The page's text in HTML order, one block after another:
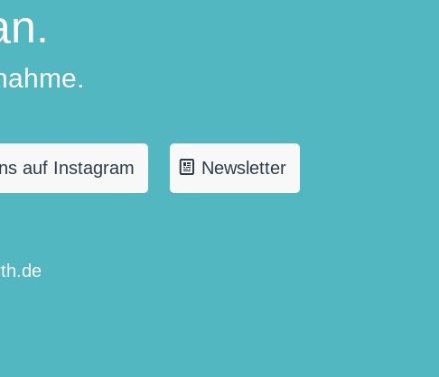
auf Instagram Newsletter